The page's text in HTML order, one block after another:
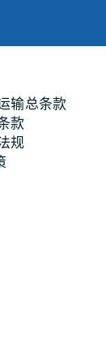
输总条款
款
规